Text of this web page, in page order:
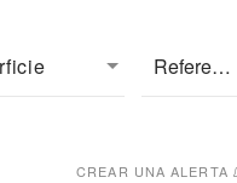
CREAR UNA ALERTA